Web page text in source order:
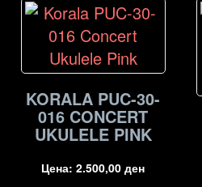
KORALA PUC-30-
016 CONCERT
UKULELE PINK
Цена:2.500,00ден